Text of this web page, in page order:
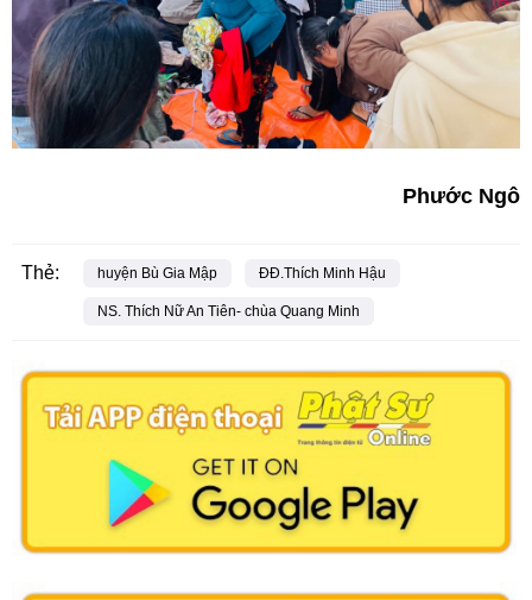
Phước Ngô
Thẻ: huyện Bù Gia Mập ĐĐ.Thích Minh Hậu
NS. Thích Nữ An Tiên- chùa Quang Minh